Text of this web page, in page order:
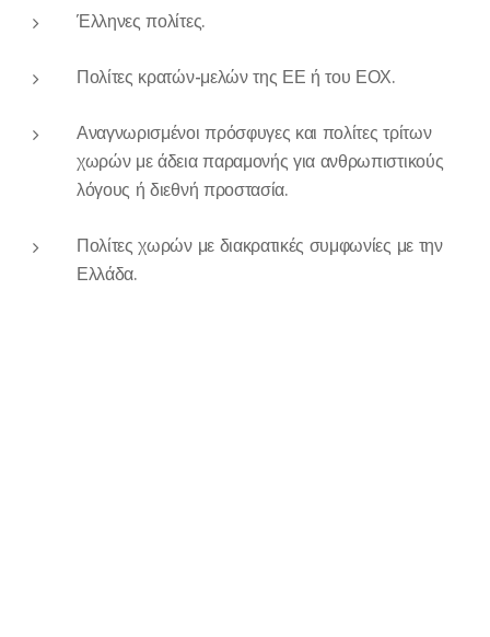
Έλληνες πολίτες.
Πολίτες κρατών-μελών της ΕΕ ή του ΕΟΧ.
Αναγνωρισμένοι πρόσφυγες και πολίτες τρίτων
χωρών με άδεια παραμονής για ανθρωπιστικούς
λόγους ή διεθνή προστασία.
Πολίτες χωρών με διακρατικές συμφωνίες με την
Ελλάδα.